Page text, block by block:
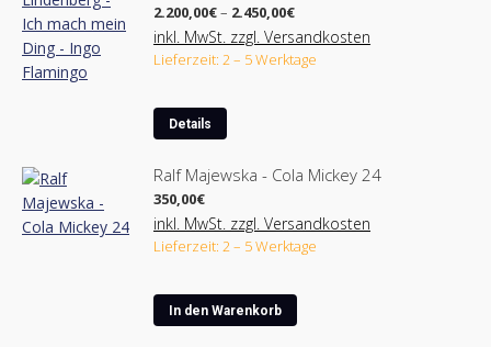
2.200,00€– 2.450,00€Preisspanne:
2.200,00€
bis
2.450,00€
inkl. MwSt. zzgl. Versandkosten
Lieferzeit: 2 – 5 Werktage
Details
Dieses
Produkt
weist
Varianten
auf.
können
Ralf Majewska - Cola Mickey 24
350,00€
inkl. MwSt. zzgl. Versandkosten
Lieferzeit: 2 – 5 Werktage
In den Warenkorb